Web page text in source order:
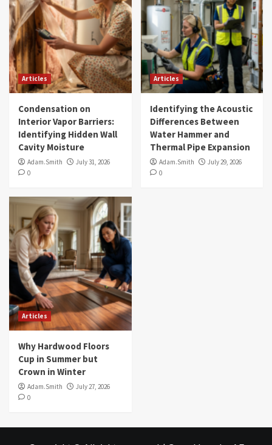
Articles
Condensation on
Interior Vapor Barriers:
Identifying Hidden Wall
Cavity Moisture
Adam.Smith
July 31, 2026
0
Articles
Identifying the Acoustic
Differences Between
Water Hammer and
Thermal Pipe Expansion
Adam.Smith
July 29, 2026
0
Articles
Why Hardwood Floors
Cup in Summer but
Crown in Winter
Adam.Smith
July 27, 2026
0